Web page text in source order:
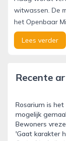
witwassen. De
het Openbaar
Lees verder
Recente
Rosarium is
mogelijk
Bewoners
'Gaat karakter